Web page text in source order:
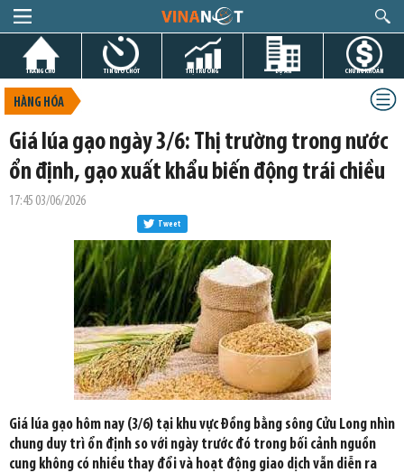
TRANG CHỦ TIN GIỜ CHÓT THỊ TRƯỜNG DỰ ÁN CHỨNG KHOÁN
HÀNG HÓA
Giá lúa gạo ngày 3/6: Thị trường trong nước
ổn định, gạo xuất khẩu biến động trái chiều
17:45 03/06/2026
Tweet
Giá lúa gạo hôm nay (3/6) tại khu vực Đồng bằng sông Cửu Long nhìn
chung duy trì ổn định so với ngày trước đó trong bối cảnh nguồn
cung không có nhiều thay đổi và hoạt động giao dịch vẫn diễn ra